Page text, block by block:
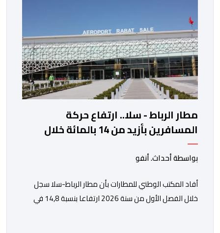
مطار الرباط - سلا.. ارتفاع حركة
المسافرين بأزيد من 14 بالمائة خلال
الفصل الأول من 2026
بواسطة أحداث. أنفو
أفاد المكتب الوطني للمطارات بأن مطار الرباط-سلا سجل
خلال الفصل الأول من سنة 2026 ارتفاعا بنسبة 14,8 في